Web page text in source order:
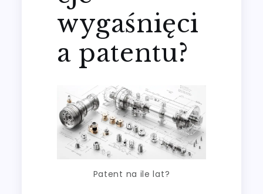
wygaśnięci
a patentu?
Patent na ile lat?